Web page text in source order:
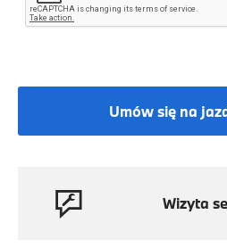
Umów się na
Wizyta